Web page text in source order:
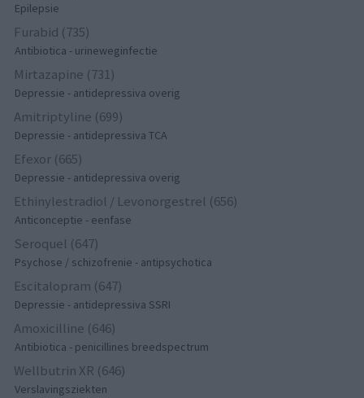
Epilepsie
Furabid (735)
Antibiotica - urineweginfectie
Mirtazapine (731)
Depressie - antidepressiva overig
Amitriptyline (699)
Depressie - antidepressiva TCA
Efexor (665)
Depressie - antidepressiva overig
Ethinylestradiol / Levonorgestrel (656)
Anticonceptie - eenfase
Seroquel (647)
Psychose / schizofrenie - antipsychotica
Escitalopram (647)
Depressie - antidepressiva SSRI
Amoxicilline (646)
Antibiotica - penicillines breedspectrum
Wellbutrin XR (646)
Verslavingsziekten